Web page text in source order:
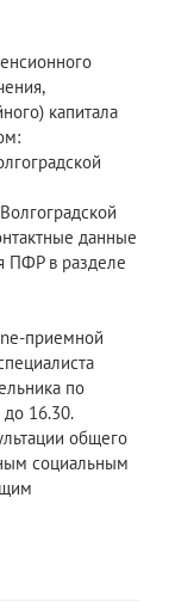
капитала
данные
ПФР в разделе
приемной
по
до 16.30.
общего
социальным